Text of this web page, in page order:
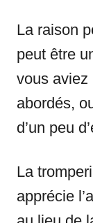
La raison
peut être
vous aviez
abordés,
d’un peu
La
apprécie